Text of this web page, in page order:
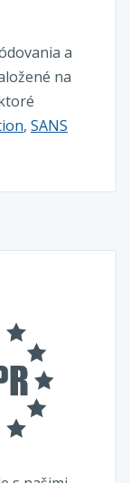
a
na
, SANS